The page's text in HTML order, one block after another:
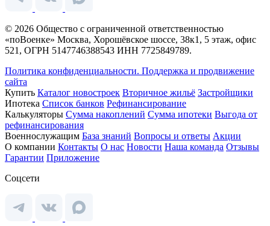
© 2026 Общество с ограниченной ответственностью
«поВоенке» Москва, Хорошёвское шоссе, 38к1, 5 этаж, офис
521, ОГРН 5147746388543 ИНН 7725849789.
Политика конфиденциальности. Поддержка и продвижение
сайта
Купить Каталог новостроек Вторичное жильё Застройщики
Ипотека Список банков Рефинансирование
Калькуляторы Сумма накоплений Сумма ипотеки Выгода от
рефинансирования
Военнослужащим База знаний Вопросы и ответы Акции
О компании Контакты О нас Новости Наша команда Отзывы
Гарантии Приложение
Соцсети